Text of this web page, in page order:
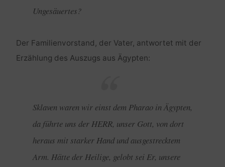
Ungesäuertes?
Der Familienvorstand, der Vater, antwortet mit der
Erzählung des Auszugs aus Ägypten:
Sklaven waren wir einst dem Pharao in Ägypten,
da führte uns der HERR, unser Gott, von dort
heraus mit starker Hand und ausgestrecktem
Arm. Hätte der Heilige, gelobt sei Er, unsere